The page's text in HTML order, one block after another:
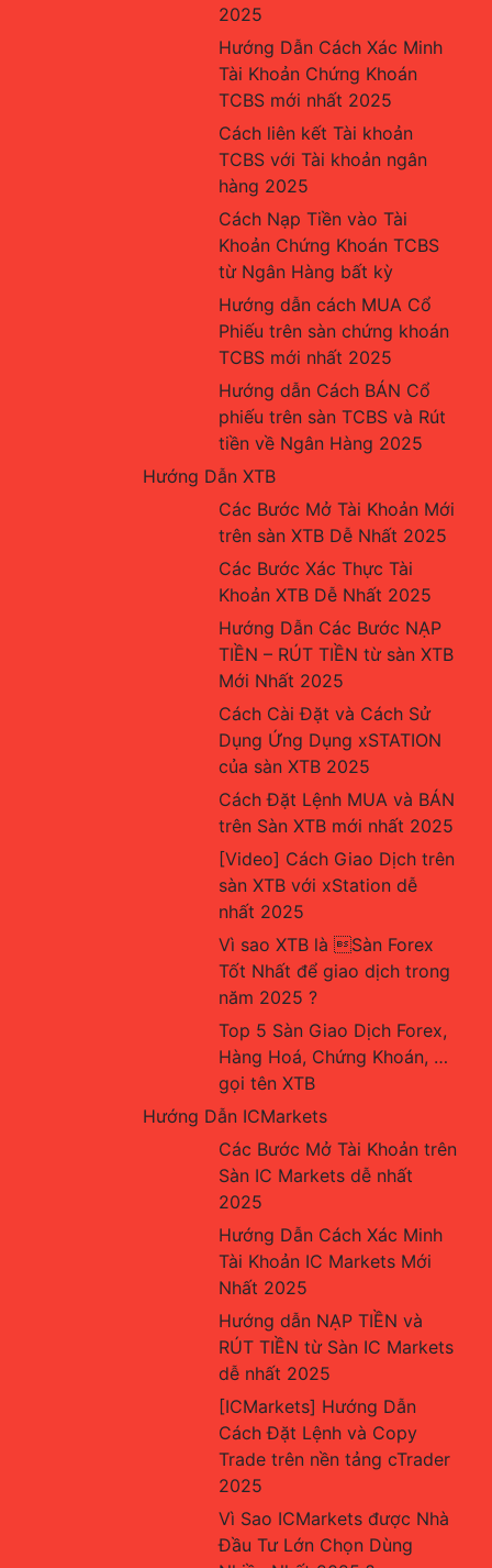
2025
Hướng Dẫn Cách Xác Minh
Tài Khoản Chứng Khoán
TCBS mới nhất 2025
Cách liên kết Tài khoản
TCBS với Tài khoản ngân
hàng 2025
Cách Nạp Tiền vào Tài
Khoản Chứng Khoán TCBS
từ Ngân Hàng bất kỳ
Hướng dẫn cách MUA Cổ
Phiếu trên sàn chứng khoán
TCBS mới nhất 2025
Hướng dẫn Cách BÁN Cổ
phiếu trên sàn TCBS và Rút
tiền về Ngân Hàng 2025
Hướng Dẫn XTB
Các Bước Mở Tài Khoản Mới
trên sàn XTB Dễ Nhất 2025
Các Bước Xác Thực Tài
Khoản XTB Dễ Nhất 2025
Hướng Dẫn Các Bước NẠP
TIỀN – RÚT TIỀN từ sàn XTB
Mới Nhất 2025
Cách Cài Đặt và Cách Sử
Dụng Ứng Dụng xSTATION
của sàn XTB 2025
Cách Đặt Lệnh MUA và BÁN
trên Sàn XTB mới nhất 2025
[Video] Cách Giao Dịch trên
sàn XTB với xStation dễ
nhất 2025
Vì sao XTB là Sàn Forex
Tốt Nhất để giao dịch trong
năm 2025 ?
Top 5 Sàn Giao Dịch Forex,
Hàng Hoá, Chứng Khoán, …
gọi tên XTB
Hướng Dẫn ICMarkets
Các Bước Mở Tài Khoản trên
Sàn IC Markets dễ nhất
2025
Hướng Dẫn Cách Xác Minh
Tài Khoản IC Markets Mới
Nhất 2025
Hướng dẫn NẠP TIỀN và
RÚT TIỀN từ Sàn IC Markets
dễ nhất 2025
[ICMarkets] Hướng Dẫn
Cách Đặt Lệnh và Copy
Trade trên nền tảng cTrader
2025
Vì Sao ICMarkets được Nhà
Đầu Tư Lớn Chọn Dùng